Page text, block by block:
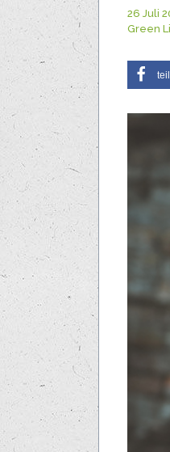
26 Juli
Green